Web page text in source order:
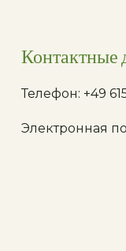
Контактные
Телефон: +49
Электронная